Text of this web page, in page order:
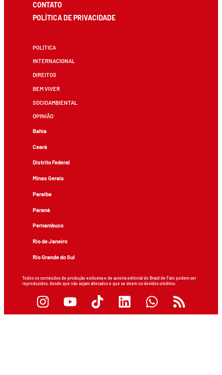
CONTATO
POLÍTICA DE PRIVACIDADE
POLÍTICA
INTERNACIONAL
DIREITOS
BEM VIVER
SOCIOAMBIENTAL
OPINIÃO
Bahia
Ceará
Distrito Federal
Minas Gerais
Paraíba
Paraná
Pernambuco
Rio de Janeiro
Rio Grande do Sul
Todos os conteúdos de produção exclusiva e de autoria editorial do Brasil de Fato podem ser
reproduzidos, desde que não sejam alterados e que se deem os devidos créditos.